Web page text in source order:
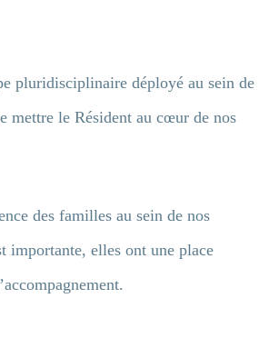
pluridisciplinaire déployé au sein de
mettre le Résident au cœur de nos
des familles au sein de nos
importante, elles ont une place